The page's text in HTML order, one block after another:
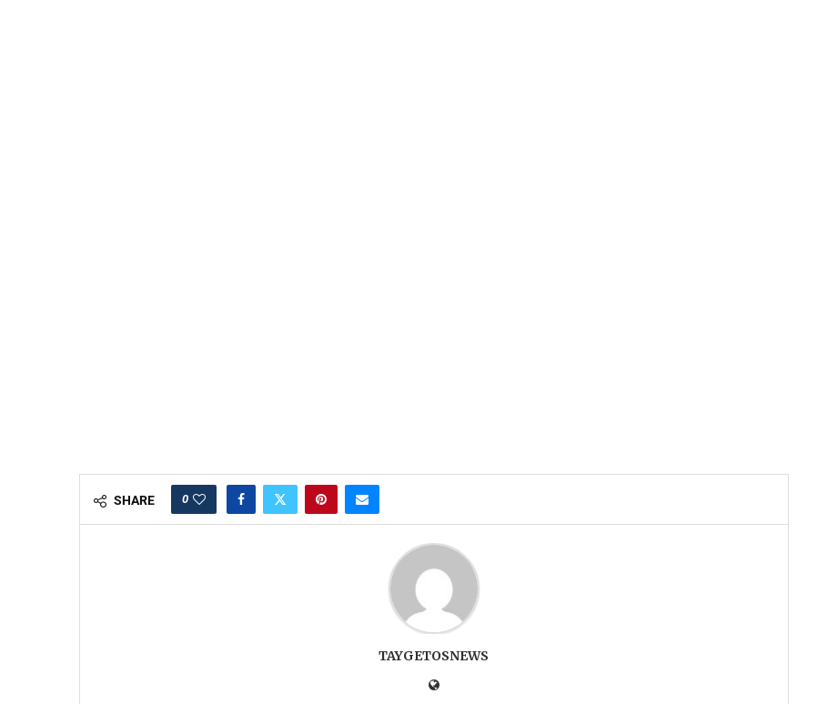
SHARE 0
TAYGETOSNEWS